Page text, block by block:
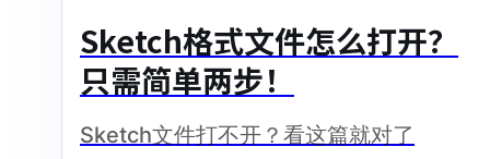
Sketch格式文件怎么打开？
只需简单两步！
Sketch文件打不开？看这篇就对了